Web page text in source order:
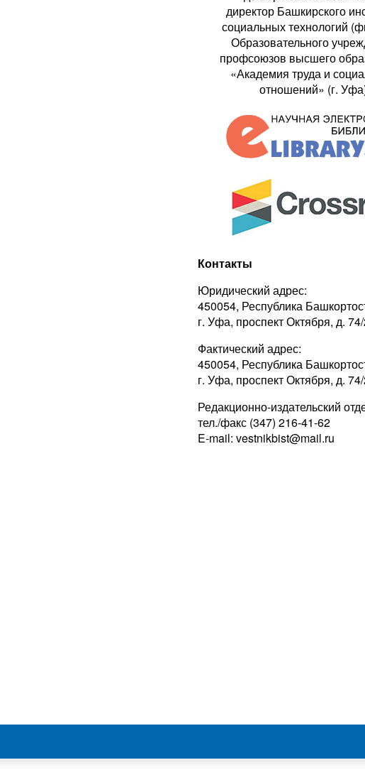
директор Башкирского
социальных технологий
Образовательного
профсоюзов высшего
«Академия труда и
отношений» (г.
Контакты
Юридический адрес:
450054, Республика
г. Уфа, проспект Октября, д.
Фактический адрес:
450054, Республика
г. Уфа, проспект Октября, д.
Редакционно-издательский
тел./факс (347) 216-41-62
E-mail: vestnikbist@mail.ru